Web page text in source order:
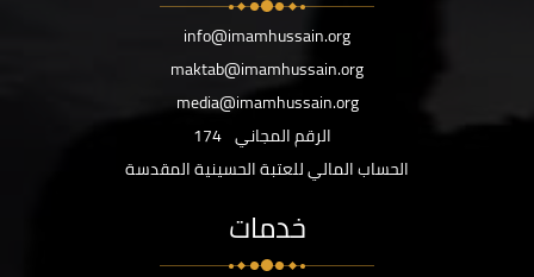
info@imamhussain.org
maktab@imamhussain.org
media@imamhussain.org
الرقم المجاني 174
الحساب المالي للعتبة الحسينية المقدسة
خدمات